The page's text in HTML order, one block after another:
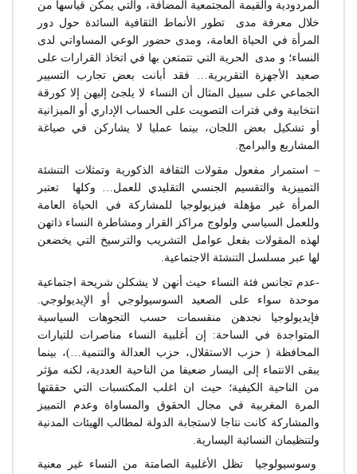
المردودية والقيمة المجتمعية المضافة، والتي يمكن قياسها من
خلال معرفة مدى تطور الأنماط الثقافية السائدة حول دور
المرأة في الحياة العامة، ومدى حضور الوعي المساواتي لدى
النساء؛ و مدى الحرية التي تتمتعن بها في اتخاذ القرارات على
صعيد الأجهزة التقريرية… فقد أبانت بعض تجارب التسيير
الجماعي على سبيل المثال أن النساء لا يلجئ إليهن إلا كورقة
انتخابية وفي فترات التصويت على الحساب الإداري أو الميزانية
أو تشكيل بعض اللجان، بينما عمليا لا يشاركن في صياغة
المشاريع والبرامج.
– استمرار مفعول مقولات الثقافة الذكورية وتمثلات التنشئة
التمييزية والتقسيم الجنسي التقليدي للعمل… وكلها تعتبر
المرأة غير مؤهلة فيزيولوجيا للمشاركة في الحياة العامة
وللعمل السياسي ولولوج مراكز القرار ومشاطرة النساء ذاتهن
لهذه المقولات بفعل عوامل التشريب والترسيخ التي يخضعن
لها عبر مسلسل التنشئة الاجتماعية.
-عدم تجانس فئة النساء حيث أنهن لا يشكلن شريحة اجتماعية
موحدة سواء على الصعيد السوسيولوجي أو الإيديولوجي.
فإيديولوجيا نجدهن منقسمات حسب التجوهات السياسية
المتواجدة في الساحة: إن أغلبية النساء مناصرات للتيارات
المحافظة ( حزب الاستقلال، حزب العدالة والتنمية…)، بينما
يبقى الانتماء إلى اليسار ضعيفا من الناحية العددية، لكنه مؤثر
من الناحية الكيفية؛ حيث ان اغلب المكتسبات التي حققتها
المرة المغربية في مجال الحقوق والمساواة وعدم التمييز
والمشاركة كانت نتاجا لاستجابة الدولة لمطالب الهيئات المدنية
ولتنظيمان النسائية اليسارية.
وسوسيولوجيا تظل الأغلبية الصامتة من النساء غير معنية